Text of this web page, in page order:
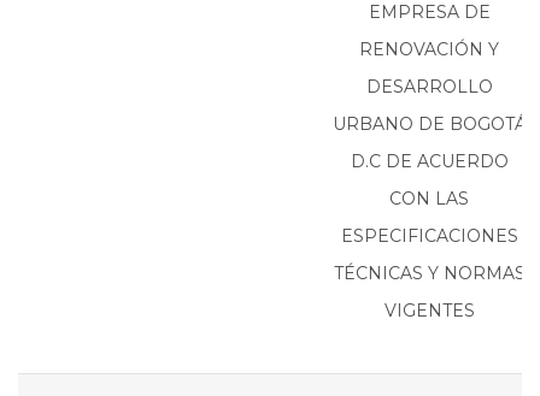
EMPRESA DE
RENOVACIÓN Y
DESARROLLO
URBANO DE BOGOTÁ
D.C DE ACUERDO
CON LAS
ESPECIFICACIONES
TÉCNICAS Y NORMAS
VIGENTES